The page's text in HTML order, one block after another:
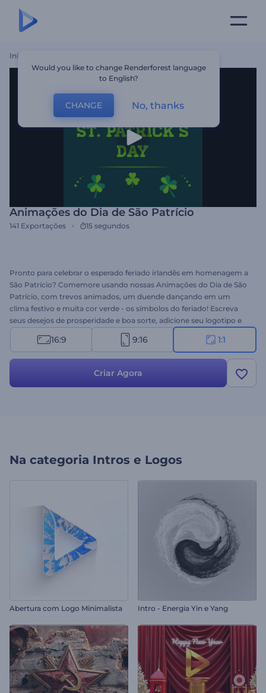
Início
Animações do Dia de São Patrício
141 Exportações 15 segundos
Pronto para celebrar o esperado feriado irlandês em homenagem a
São Patrício? Comemore usando nossas Animações do Dia de São
Patrício, com trevos animados, um duende dançando em um
clima festivo e muita cor verde - os símbolos do feriado! Escreva
seus desejos de prosperidade e boa sorte, adicione seu logotipo e
aguarde alguns minutos para receber sua mensagem animada.
Ideal para convites de celebração, mensagens de feriado, aberturas
16:9 9:16 1:1
Criar Agora
Na categoria Intros e Logos
Abertura com Logo Minimalista Intro - Energia Yin e Yang
Would you like to change Renderforest language
to English?
CHANGE No, thanks